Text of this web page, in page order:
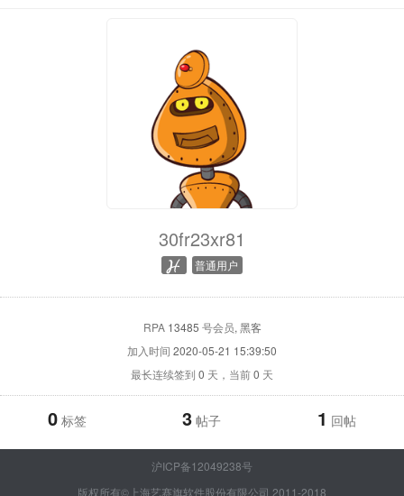
30fr23xr81
普通用户
RPA13485 号会员, 黑客
加入时间 2020-05-21 15:39:50
最长连续签到 0 天，当前0 天
0 标签 3 帖子 1 回帖
沪ICP备12049238号
版权所有©上海艺赛旗软件股份有限公司 2011-2018